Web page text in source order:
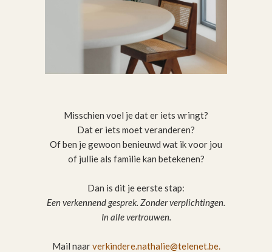
Misschien voel je dat er iets wringt?
Dat er iets moet veranderen?
Of ben je gewoon benieuwd wat ik voor jou
of jullie als familie kan betekenen?
Dan is dit je eerste stap:
Een verkennend gesprek. Zonder verplichtingen.
In alle vertrouwen.
Mail naarverkindere.nathalie@telenet.be.